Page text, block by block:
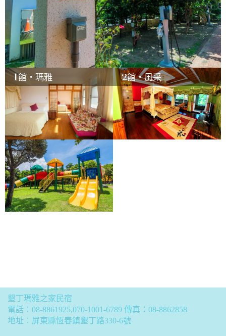
1館‧瑪雅 2館‧風采
墾丁瑪雅之家民宿
電話： 08-8861925,070-1001-6789 傳真：08-8862858
地址：屏東縣恆春鎮墾丁路330-6號